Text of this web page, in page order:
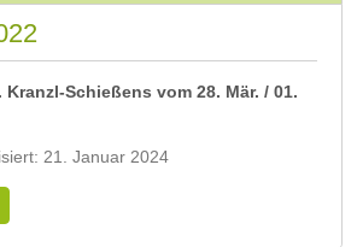
Kranzl-Schießens vom 28. Mär. / 01.
21. Januar 2024